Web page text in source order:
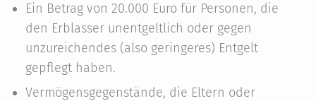
Ein Betrag von 20.000 Euro für Personen, die
den Erblasser unentgeltlich oder gegen
unzureichendes (also geringeres) Entgelt
gepflegt haben.
Vermögensgegenstände, die Eltern oder